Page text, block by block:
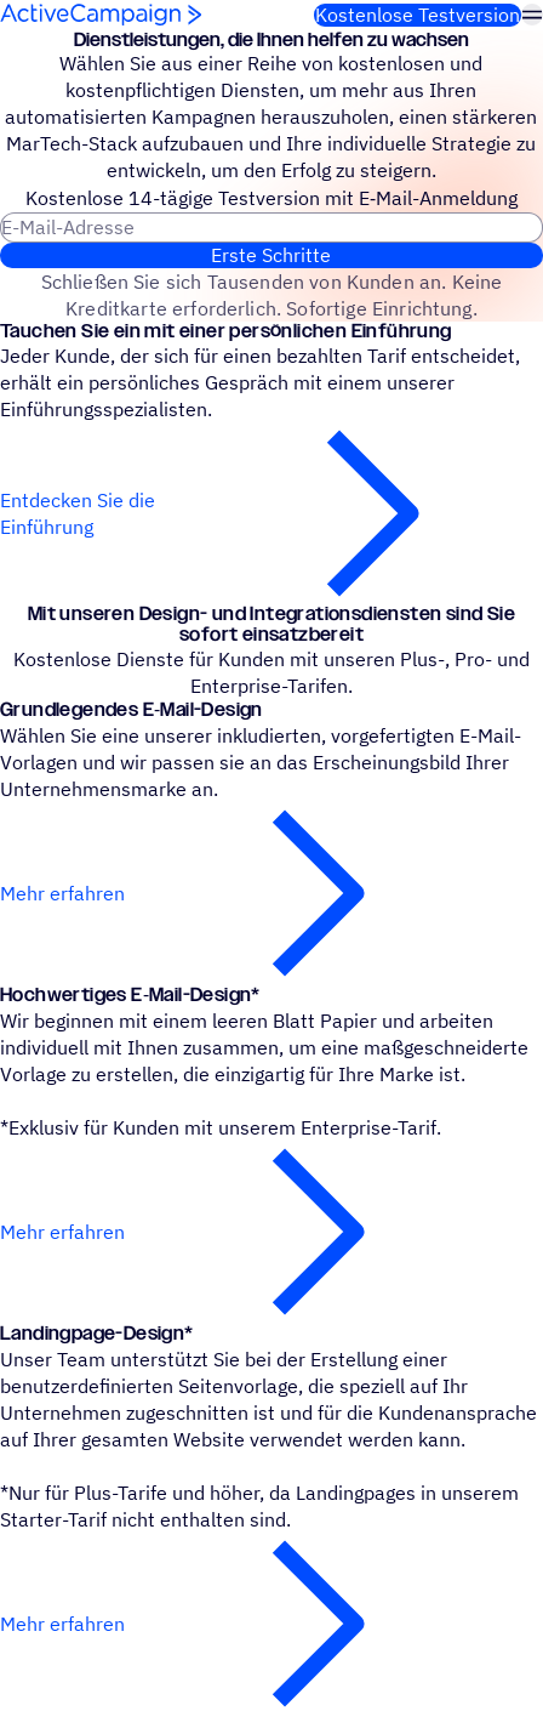
Weiter zum Inhalt Kostenlose Testversion
Dienst­leis­tun­gen, die Ihnen helfen zu wachsen
Wählen Sie aus einer Reihe von kostenlosen und
kostenpflichtigen Diensten, um mehr aus Ihren
automatisierten Kampagnen herauszuholen, einen stärkeren
MarTech-Stack aufzubauen und Ihre individuelle Strategie zu
entwickeln, um den Erfolg zu steigern.
Kosten­lose 14-tägige Test­ver­sion mit E‑Mail-Anmel­dung
Erste Schritte
Schließen Sie sich Tausenden von Kunden an. Keine
Kreditkarte erforderlich. Sofortige Einrichtung.
Tauchen Sie ein mit einer persönlichen Einführung
Jeder Kunde, der sich für einen bezahlten Tarif entscheidet,
erhält ein persönliches Gespräch mit einem unserer
Einführungsspezialisten.
Entdecken Sie die
Einführung
Mit unseren Design- und Inte­gra­ti­ons­diens­ten sind Sie
sofort einsatzbereit
Kostenlose Dienste für Kunden mit unseren Plus-, Pro- und
Enterprise-Tarifen.
Grund­le­gen­des E‑Mail-Design
Wählen Sie eine unserer inkludierten, vorgefertigten E-Mail-
Vorlagen und wir passen sie an das Erscheinungsbild Ihrer
Unternehmensmarke an.
Mehr erfahren
Hoch­wer­ti­ges E‑Mail-Design*
Wir beginnen mit einem leeren Blatt Papier und arbeiten
individuell mit Ihnen zusammen, um eine maßgeschneiderte
Vorlage zu erstellen, die einzigartig für Ihre Marke ist.
*Exklusiv für Kunden mit unserem Enterprise-Tarif.
Mehr erfahren
Landing­page-Design*
Unser Team unterstützt Sie bei der Erstellung einer
benutzerdefinierten Seitenvorlage, die speziell auf Ihr
Unternehmen zugeschnitten ist und für die Kundenansprache
auf Ihrer gesamten Website verwendet werden kann.
*Nur für Plus-Tarife und höher, da Landingpages in unserem
Starter-Tarif nicht enthalten sind.
Mehr erfahren